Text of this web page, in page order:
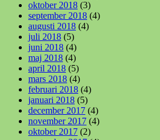
oktober 2018 (3)
september 2018 (4)
augusti 2018 (4)
juli 2018 (5)
juni 2018 (4)
maj 2018 (4)
april 2018 (5)
mars 2018 (4)
februari 2018 (4)
januari 2018 (5)
december 2017 (4)
november 2017 (4)
oktober 2017 (2)